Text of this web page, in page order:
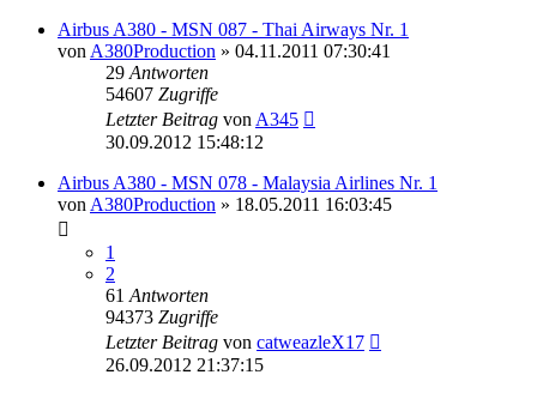
Airbus A380 - MSN 087 - Thai Airways Nr. 1
von A380Production » 04.11.2011 07:30:41
29 Antworten
54607 Zugriffe
Letzter Beitrag von A345
30.09.2012 15:48:12
Airbus A380 - MSN 078 - Malaysia Airlines Nr. 1
von A380Production » 18.05.2011 16:03:45
1
2
61 Antworten
94373 Zugriffe
Letzter Beitrag von catweazleX17
26.09.2012 21:37:15